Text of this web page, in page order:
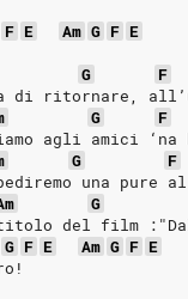
F E Am G F E
G F
di ritornare,
G F
agli amici
G F
una pure al
G
del film
G F E Am G F E